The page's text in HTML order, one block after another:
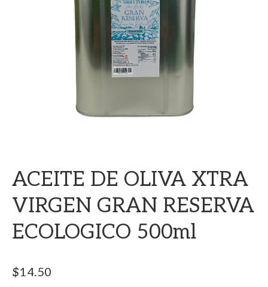
ACEITE DE OLIVA XTRA
VIRGEN GRAN RESERVA
ECOLOGICO 500ml
$14.50